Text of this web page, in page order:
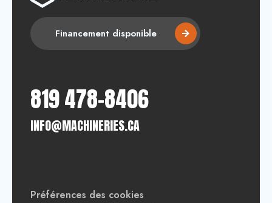
Financement disponible
819 478-8406
INFO@MACHINERIES.CA
Préférences des cookies